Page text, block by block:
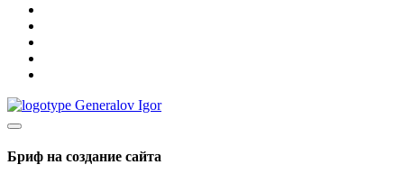
Бриф на создание сайта